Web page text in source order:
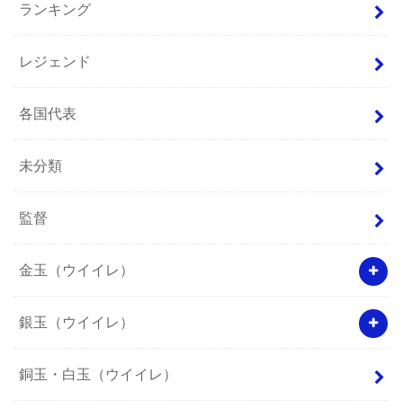
ランキング
レジェンド
各国代表
未分類
監督
金玉（ウイイレ）
銀玉（ウイイレ）
銅玉・白玉（ウイイレ）